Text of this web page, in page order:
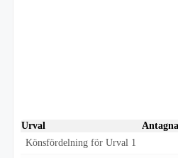
Urval
Könsfördelning för Urval 1